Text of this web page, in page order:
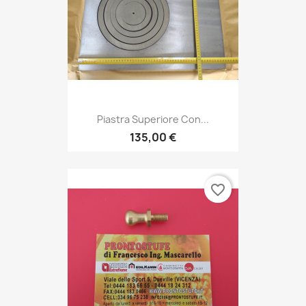
Piastra Superiore Con...
135,00 €
favorite_border